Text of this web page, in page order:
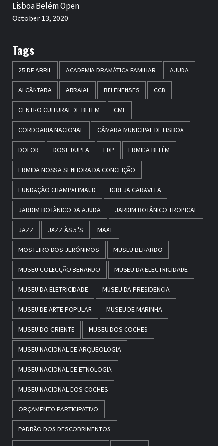
Lisboa Belém Open
October 13, 2020
Tags
25 DE ABRIL ACADEMIA DRAMÁTICA FAMILIAR AJUDA
ALCÂNTARA ARRAIAL BELENENSES CCB
CENTRO CULTURAL DE BELÉM CML
CORDOARIA NACIONAL CÂMARA MUNICIPAL DE LISBOA
DOLOR DOSE DUPLA EDP ERMIDA BELÉM
ERMIDA NOSSA SENHORA DA CONCEIÇÃO
FUNDAÇÃO CHAMPALIMAUD IGREJA CARAVELA
JARDIM BOTÂNICO DA AJUDA JARDIM BOTÂNICO TROPICAL
JAZZ JAZZ ÀS 5ªS MAAT
MOSTEIRO DOS JERÓNIMOS MUSEU BERARDO
MUSEU COLECÇÃO BERARDO MUSEU DA ELECTRICIDADE
MUSEU DA ELETRICIDADE MUSEU DA PRESIDENCIA
MUSEU DE ARTE POPULAR MUSEU DE MARINHA
MUSEU DO ORIENTE MUSEU DOS COCHES
MUSEU NACIONAL DE ARQUEOLOGIA
MUSEU NACIONAL DE ETNOLOGIA
MUSEU NACIONAL DOS COCHES
ORÇAMENTO PARTICIPATIVO
PADRÃO DOS DESCOBRIMENTOS